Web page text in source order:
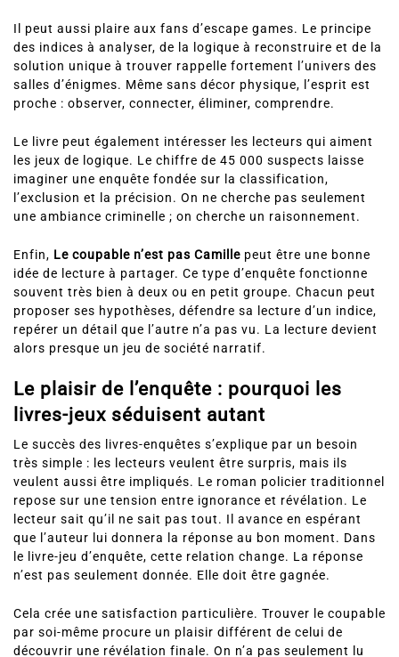
Il peut aussi plaire aux fans d’escape games. Le principe
des indices à analyser, de la logique à reconstruire et de la
solution unique à trouver rappelle fortement l’univers des
salles d’énigmes. Même sans décor physique, l’esprit est
proche : observer, connecter, éliminer, comprendre.
Le livre peut également intéresser les lecteurs qui aiment
les jeux de logique. Le chiffre de 45 000 suspects laisse
imaginer une enquête fondée sur la classification,
l’exclusion et la précision. On ne cherche pas seulement
une ambiance criminelle ; on cherche un raisonnement.
Enfin, Le coupable n’est pas Camille peut être une bonne
idée de lecture à partager. Ce type d’enquête fonctionne
souvent très bien à deux ou en petit groupe. Chacun peut
proposer ses hypothèses, défendre sa lecture d’un indice,
repérer un détail que l’autre n’a pas vu. La lecture devient
alors presque un jeu de société narratif.
Le plaisir de l’enquête : pourquoi les
livres-jeux séduisent autant
Le succès des livres-enquêtes s’explique par un besoin
très simple : les lecteurs veulent être surpris, mais ils
veulent aussi être impliqués. Le roman policier traditionnel
repose sur une tension entre ignorance et révélation. Le
lecteur sait qu’il ne sait pas tout. Il avance en espérant
que l’auteur lui donnera la réponse au bon moment. Dans
le livre-jeu d’enquête, cette relation change. La réponse
n’est pas seulement donnée. Elle doit être gagnée.
Cela crée une satisfaction particulière. Trouver le coupable
par soi-même procure un plaisir différent de celui de
découvrir une révélation finale. On n’a pas seulement lu